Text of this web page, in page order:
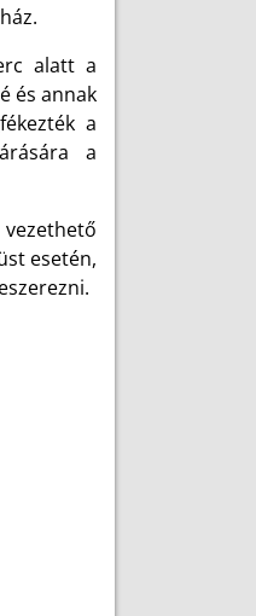
alatt a
és annak
a
a
esetén,